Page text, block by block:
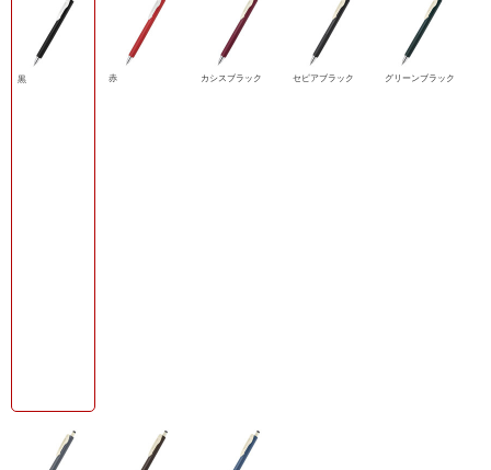
黒 赤 カシスブラック セピアブラック グリーンブラック